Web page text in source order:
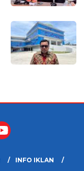
INFO IKLAN